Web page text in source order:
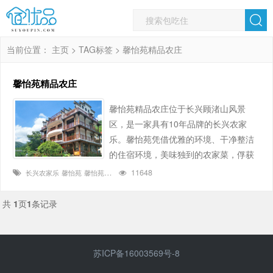
当前位置： 主页 > TAG标签 > 馨怡苑精品农庄
馨怡苑精品农庄
馨怡苑精品农庄位于长兴顾渚山风景
区，是一家具有10年品牌的长兴农家
乐。馨怡苑凭借优雅的环境、干净整洁
的住宿环境，美味独到的农家菜，俘获
了不少长三角周边地区游客的心，到长
客房内空调、智能电视等设备齐全，舒
长兴农家乐 馨怡苑 馨怡苑精品农庄 11648
共 1页1条记录
苏ICP备16003569号-8